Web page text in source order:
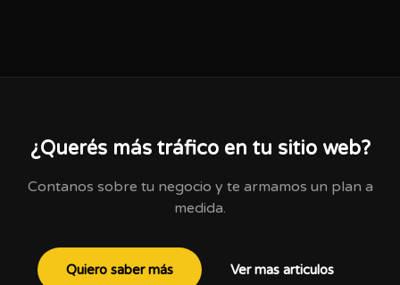
¿Querés más tráfico en tu sitio web?
Contanos sobre tu negocio y te armamos un plan a
medida.
Quiero saber más Ver mas articulos